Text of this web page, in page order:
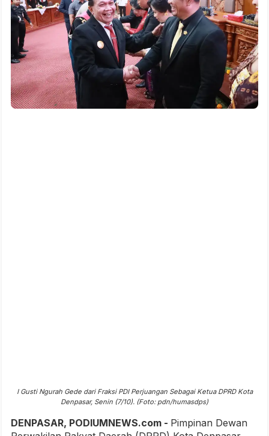
I Gusti Ngurah Gede dari Fraksi PDI Perjuangan Sebagai Ketua DPRD Kota
Denpasar, Senin (7/10). (Foto: pdn/humasdps)
DENPASAR, PODIUMNEWS.com - Pimpinan Dewan